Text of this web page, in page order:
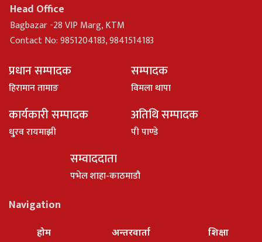
Head Office
Bagbazar -28 VIP Marg, KTM
Contact No: 9851204183, 9841514183
प्रधान सम्पादक
हिरामान तामाङ
सम्पादक
विमला थापा
कार्यकारी सम्पादक
धु्रव रायमाझी
अतिथि सम्पादक
पी पाण्डे
सम्वाददाता
पभेल शाहा-काठमाडौ
Navigation
होम अन्तरवार्ता शिक्षा